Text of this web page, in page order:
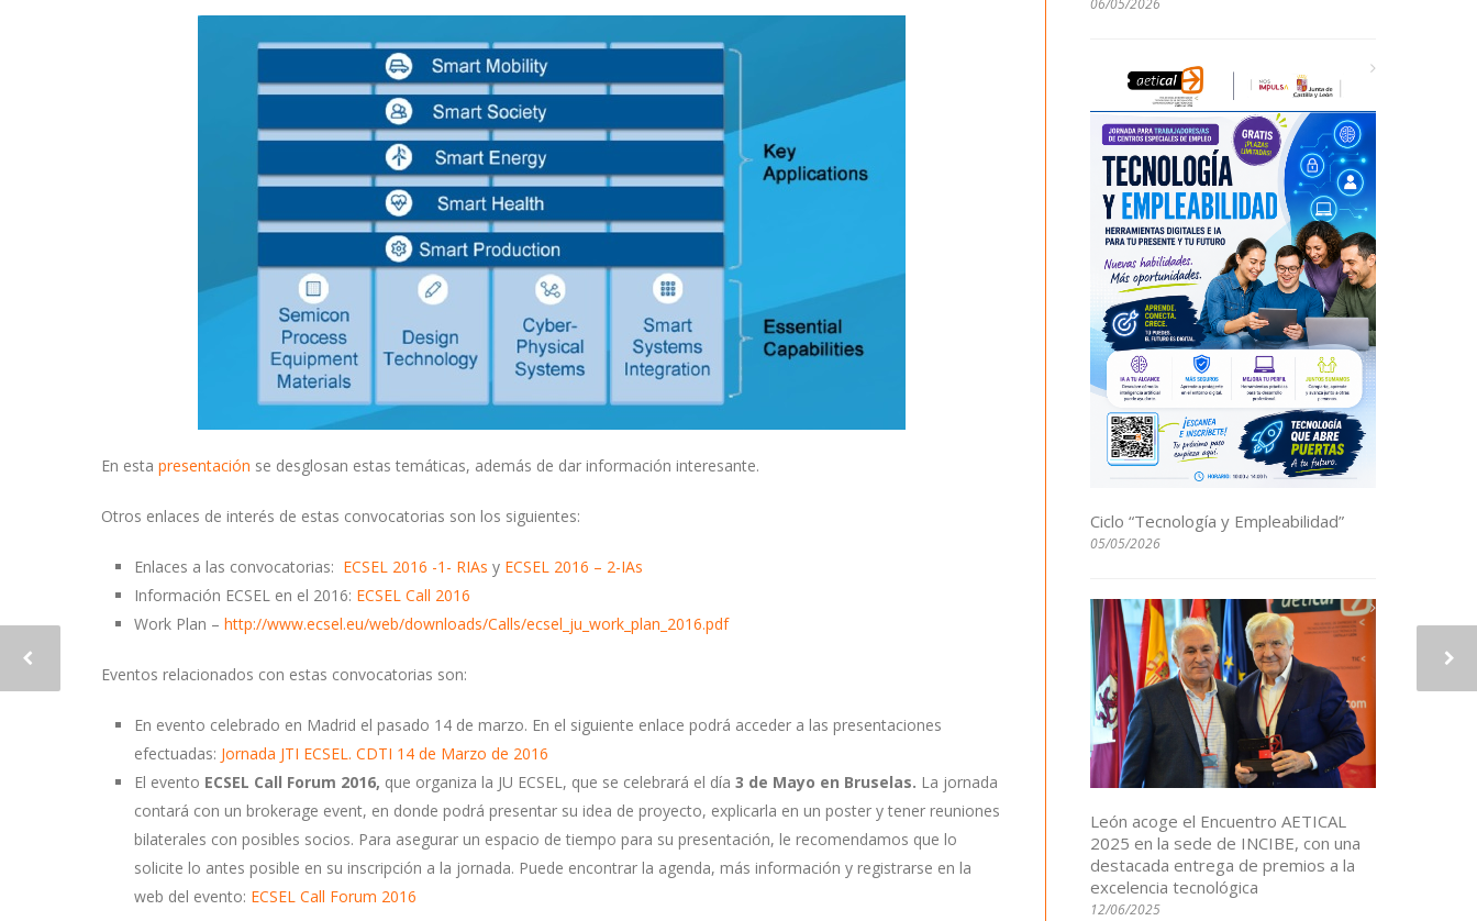
En esta presentación se desglosan estas temáticas, además de dar información interesante.
Otros enlaces de interés de estas convocatorias son los siguientes:
Enlaces a las convocatorias: ECSEL 2016 -1- RIAs y ECSEL 2016 – 2-IAs
Información ECSEL en el 2016: ECSEL Call 2016
Work Plan – http://www.ecsel.eu/web/downloads/Calls/ecsel_ju_work_plan_2016.pdf
Eventos relacionados con estas convocatorias son:
En evento celebrado en Madrid el pasado 14 de marzo. En el siguiente enlace podrá acceder a las presentaciones
efectuadas: Jornada JTI ECSEL. CDTI 14 de Marzo de 2016
El evento ECSEL Call Forum 2016, que organiza la JU ECSEL, que se celebrará el día 3 de Mayo en Bruselas. La jornada
contará con un brokerage event, en donde podrá presentar su idea de proyecto, explicarla en un poster y tener reuniones
bilaterales con posibles socios. Para asegurar un espacio de tiempo para su presentación, le recomendamos que lo
solicite lo antes posible en su inscripción a la jornada. Puede encontrar la agenda, más información y registrarse en la
web del evento: ECSEL Call Forum 2016
Ciclo “Tecnología y Empleabilidad”
05/05/2026
León acoge el Encuentro AETICAL
2025 en la sede de INCIBE, con una
destacada entrega de premios a la
excelencia tecnológica
12/06/2025